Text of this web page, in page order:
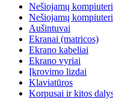
Nešiojamų
Nešiojamų
Aušintuvai
Ekranai (matricos)
Ekrano kabeliai
Ekrano vyriai
Įkrovimo lizdai
Klaviatūros
Korpusai ir kitos